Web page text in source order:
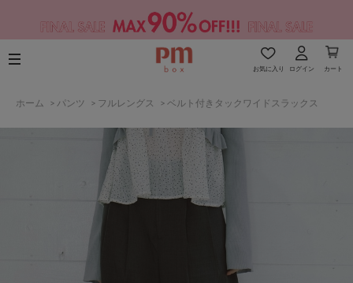
お気に入り ログイン カート
ホーム > パンツ > フルレングス > ベルト付きタックワイドスラックス